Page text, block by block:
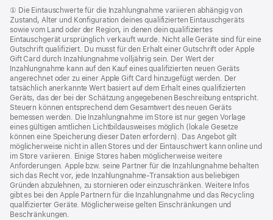
Fußnote
① Die Eintauschwerte für die Inzahlungnahme variieren abhängig von
Zustand, Alter und Konfiguration deines qualifizierten Eintauschgeräts
sowie vom Land oder der Region, in denen dein qualifiziertes
Eintauschgerät ursprünglich verkauft wurde. Nicht alle Geräte sind für eine
Gutschrift qualifiziert. Du musst für den Erhalt einer Gutschrift oder Apple
Gift Card durch Inzahlungnahme volljährig sein. Der Wert der
Inzahlungnahme kann auf den Kauf eines qualifizierten neuen Geräts
angerechnet oder zu einer Apple Gift Card hinzugefügt werden. Der
tatsächlich anerkannte Wert basiert auf dem Erhalt eines qualifizierten
Geräts, das der bei der Schätzung angegebenen Beschreibung entspricht.
Steuern können entsprechend dem Gesamtwert des neuen Geräts
bemessen werden. Die Inzahlungnahme im Store ist nur gegen Vorlage
eines gültigen amtlichen Lichtbildausweises möglich (lokale Gesetze
können eine Speicherung dieser Daten erfordern). Das Angebot gilt
möglicherweise nicht in allen Stores und der Eintauschwert kann online und
im Store variieren. Einige Stores haben möglicherweise weitere
Anforderungen. Apple bzw. seine Partner für die Inzahlungnahme behalten
sich das Recht vor, jede Inzahlungnahme-Transaktion aus beliebigen
Gründen abzulehnen, zu stornieren oder einzuschränken. Weitere Infos
gibt es bei den Apple Partnern für die Inzahlungnahme und das Recycling
qualifizierter Geräte. Möglicherweise gelten Einschränkungen und
Beschränkungen.